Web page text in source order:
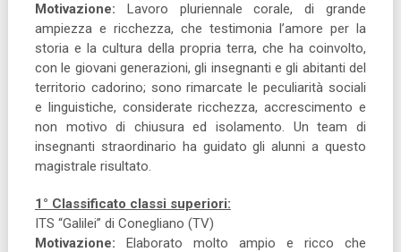
Motivazione: Lavoro pluriennale corale, di grande
ampiezza e ricchezza, che testimonia l’amore per la
storia e la cultura della propria terra, che ha coinvolto,
con le giovani generazioni, gli insegnanti e gli abitanti del
territorio cadorino; sono rimarcate le peculiarità sociali
e linguistiche, considerate ricchezza, accrescimento e
non motivo di chiusura ed isolamento. Un team di
insegnanti straordinario ha guidato gli alunni a questo
magistrale risultato.
1° Classificato classi superiori:
ITS “Galilei” di Conegliano (TV)
Motivazione: Elaborato molto ampio e ricco che